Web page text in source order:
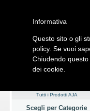
Home Listino
Hardware Software
Tutti i Prodotti AJA
Scegli per Categorie
Informativa
Questo sito o gli
policy. Se vuoi
Chiudendo
dei cookie.